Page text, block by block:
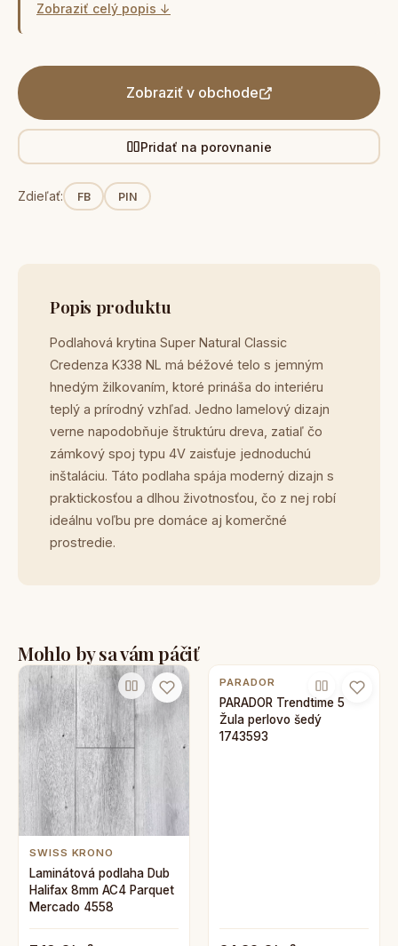
Zobraziť celý popis ↓
Zobraziť v obchode
Pridať na porovnanie
Zdieľať: FB PIN
Popis produktu
Podlahová krytina Super Natural Classic
Credenza K338 NL má béžové telo s jemným
hnedým žilkovaním, ktoré prináša do interiéru
teplý a prírodný vzhľad. Jedno lamelový dizajn
verne napodobňuje štruktúru dreva, zatiaľ čo
zámkový spoj typu 4V zaisťuje jednoduchú
inštaláciu. Táto podlaha spája moderný dizajn s
praktickosťou a dlhou životnosťou, čo z nej robí
ideálnu voľbu pre domáce aj komerčné
prostredie.
Mohlo by sa vám páčiť
SWISS KRONO
Laminátová podlaha Dub
Halifax 8mm AC4 Parquet
Mercado 4558
PARADOR
PARADOR Trendtime 5
Žula perlovo šedý
1743593